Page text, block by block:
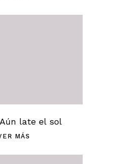
Aún late el sol
MÁS